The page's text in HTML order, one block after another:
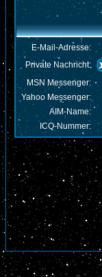
E-Mail-Adresse:
Private Nachricht:
MSN Messenger:
Yahoo Messenger:
AIM-Name:
ICQ-Nummer: